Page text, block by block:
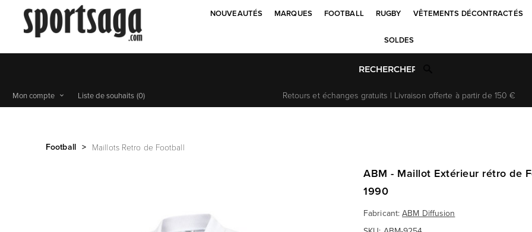
NOUVEAUTÉS MARQUES FOOTBALL RUGBY VÊTEMENTS DÉCONTRACTÉS
SOLDES
Retours et échanges gratuits | Livraison offerte à partir de 150 €
Mon compte Liste de souhaits (0)
Football > Maillots Retro de Football
ABM - Maillot Extérieur rétro de
1990
Fabricant: ABM Diffusion